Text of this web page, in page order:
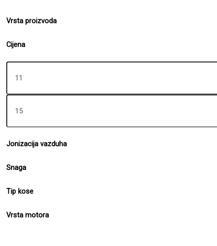
Vrsta proizvoda
Cijena
Jonizacija vazduha
Snaga
Tip kose
Vrsta motora